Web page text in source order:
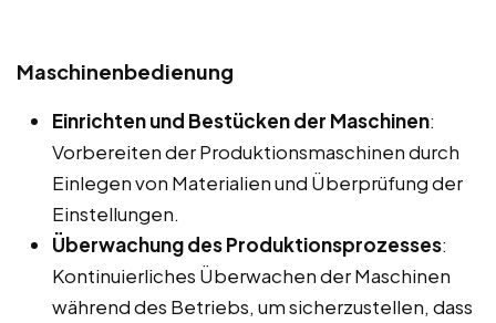
Maschinenbedienung
Einrichten und Bestücken der Maschinen:
Vorbereiten der Produktionsmaschinen durch
Einlegen von Materialien und Überprüfung der
Einstellungen.
Überwachung des Produktionsprozesses:
Kontinuierliches Überwachen der Maschinen
während des Betriebs, um sicherzustellen, dass